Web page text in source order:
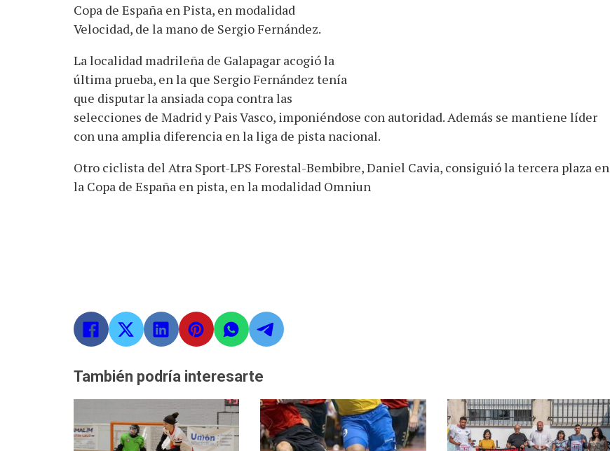
Copa de España en Pista, en modalidad
Velocidad, de la mano de Sergio Fernández.
La localidad madrileña de Galapagar acogió la
última prueba, en la que Sergio Fernández tenía
que disputar la ansiada copa contra las
selecciones de Madrid y Pais Vasco, imponiéndose con autoridad. Además se mantiene líder
con una amplia diferencia en la liga de pista nacional.
Otro ciclista del Atra Sport-LPS Forestal-Bembibre, Daniel Cavia, consiguió la tercera plaza en
la Copa de España en pista, en la modalidad Omniun
También podría interesarte